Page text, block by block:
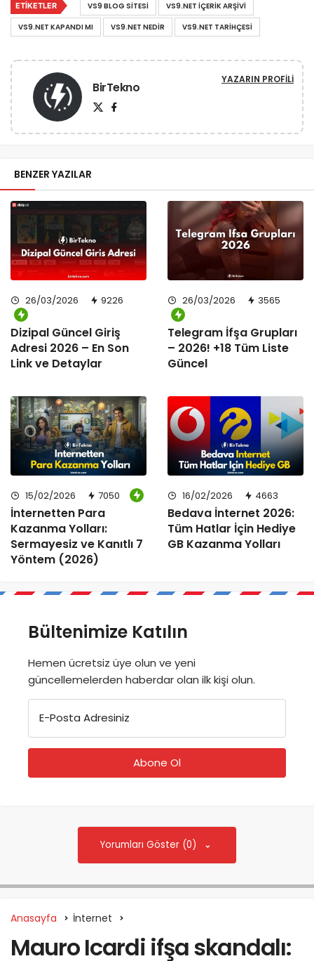
ETIKETLER VS9 BLOG SITESI
VS9.NET IÇERIK ARŞIVI
VS9.NET KAPANDI MI
VS9.NET NEDIR VS9.NET TARIHÇESI
BirTekno YAZARIN PROFILI
BENZER YAZILAR
26/03/2026 9226
Dizipal Güncel Giriş
Adresi 2026 – En Son
Link ve Detaylar
26/03/2026 3565
Telegram İfşa Grupları
– 2026! +18 Tüm Liste
Güncel
15/02/2026 7050
İnternetten Para
Kazanma Yolları:
Sermayesiz ve Kanıtlı 7
Yöntem (2026)
16/02/2026 4663
Bedava İnternet 2026:
Tüm Hatlar İçin Hediye
GB Kazanma Yolları
Bültenimize Katılın
Hemen ücretsiz üye olun ve yeni
güncellemelerden haberdar olan ilk kişi olun.
E-Posta Adresiniz
Yorumları Göster (0)
Anasayfa İnternet
Mauro Icardi ifşa skandalı: